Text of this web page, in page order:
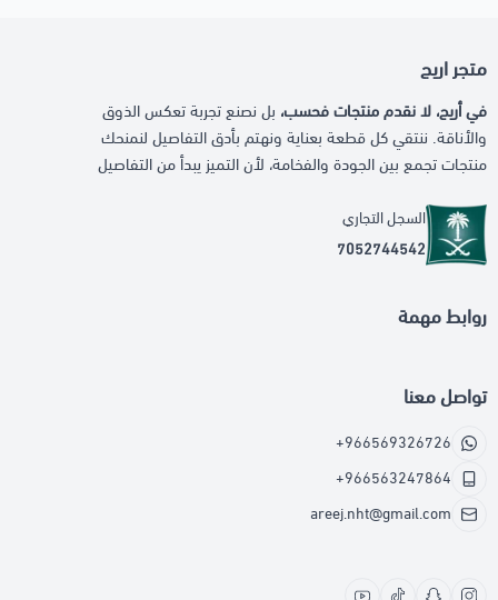
متجر اريج
في أريج، لا نقدم منتجات فحسب، بل نصنع تجربة تعكس الذوق
والأناقة. ننتقي كل قطعة بعناية ونهتم بأدق التفاصيل لنمنحك
منتجات تجمع بين الجودة والفخامة، لأن التميز يبدأ من التفاصيل
السجل التجاري
7052744542
روابط مهمة
تواصل معنا
+966569326726
+966563247864
areej.nht@gmail.com